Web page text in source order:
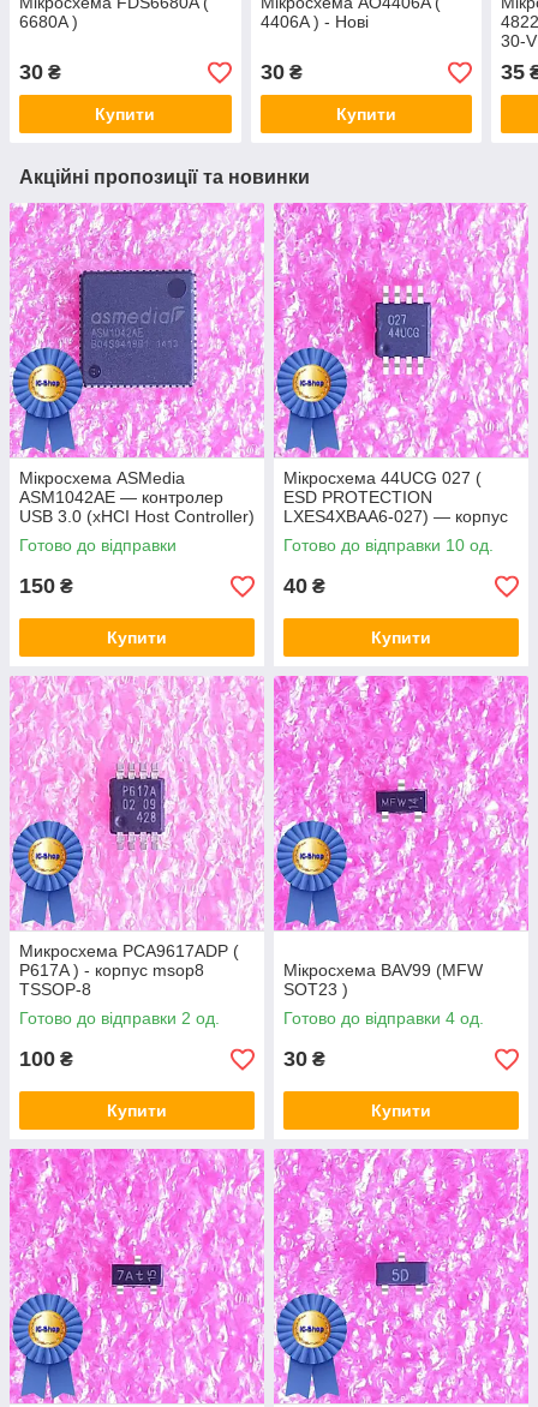
6680A )
30 ₴
Купити
4406A ) - Нові
30₴
Купити
30-
35
Акційні пропозиції та новинки
Мікросхема ASMedia
ASM1042AE — контролер
USB 3.0 (xHCI Host Controller)
Готово до відправки
150 ₴
Купити
Мікросхема 44UCG 027 (
ESD PROTECTION
LXES4XBAA6-027) — корпус
msop8
Готово до відправки 10 од.
40 ₴
Купити
Микросхема PCA9617ADP (
P617A ) - корпус msop8
TSSOP-8
Готово до відправки 2 од.
100 ₴
Купити
Мікросхема BAV99 (MFW
SOT23 )
Готово до відправки 4 од.
30 ₴
Купити